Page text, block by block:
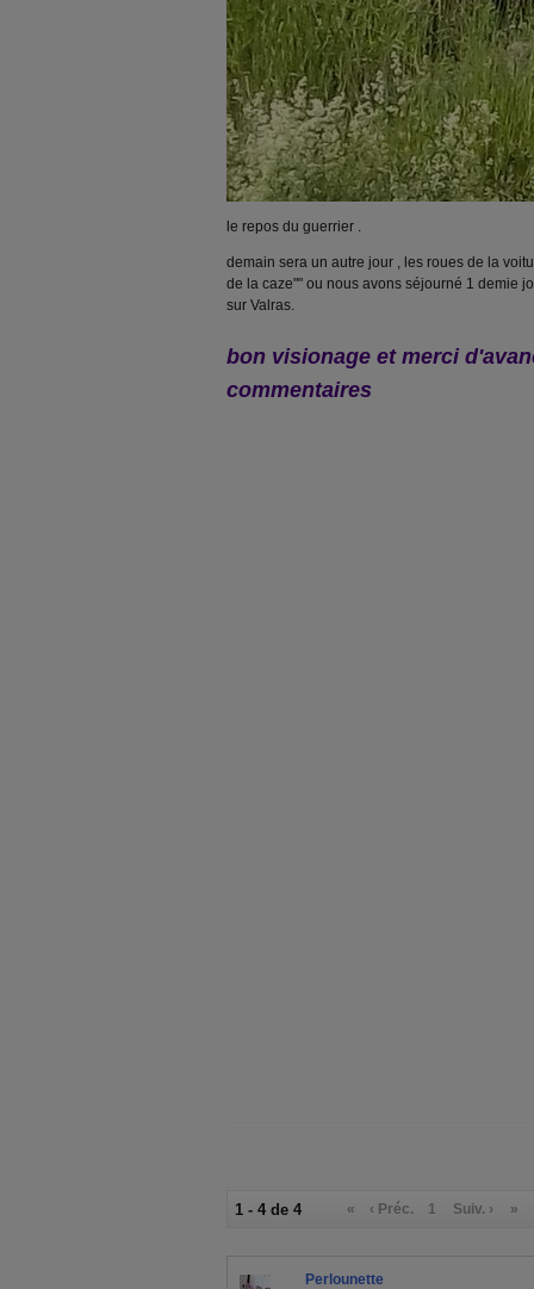
le repos du guerrier .
demain sera un autre jour , les roues de la
de la caze"" ou nous avons séjourné 1 demie
sur Valras.
bon visionage et merci
commentaires
1 - 4 de 4 « ‹ Préc. 1 Suiv. › »
Perlounette